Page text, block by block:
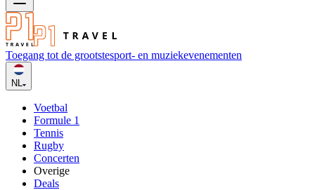
Toegang tot de grootstesport- en muziekevenementen
NL
Voetbal
Formule 1
Tennis
Rugby
Concerten
Overige
Deals